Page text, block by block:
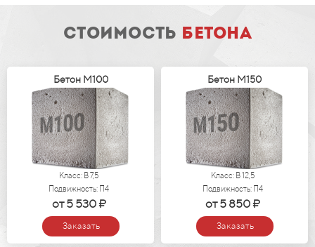
стоимость бетона
Бетон М100
Класс: В 7,5
Подвижность: П4
от 5 530 ₽
Заказать
Бетон М150
Класс: В 12,5
Подвижность: П4
от 5 850 ₽
Заказать